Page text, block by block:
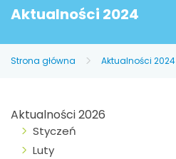
Aktualności 2024
Strona główna Aktualności 2024
Aktualności 2026
Styczeń
Luty